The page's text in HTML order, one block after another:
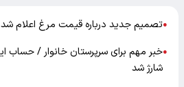
●تصمیم جدید درباره قیمت مرغ اعلام شد
●
شارژ شد